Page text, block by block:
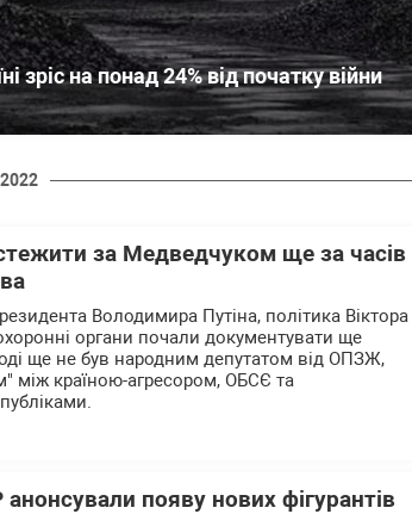
зріс на понад 24% від початку війни
за Медведчуком ще за часів
Володимира Путіна, політика Віктора
органи почали документувати ще
ще не був народним депутатом від ОПЗЖ,
між країною-агресором, ОБСЄ та
появу нових фігурантів